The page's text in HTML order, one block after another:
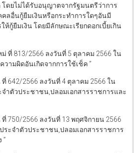
โดยไม่ได้รับอนุญาตจากรัฐมนตรีว่าการ
ลอื่นกู้ยืมเงินหรือกระทำการใดๆอันมี
ห้กู้ยืมเงิน โดยมีลักษณะเรียกดอกเบี้ยเกิน
ที่ 813/2566 ลงวันที่ 5 ตุลาคม 2566 ใน
วามผิดอันเกิดจากการใช้เช็ค ”
642/2566 ลงวันที่ 4 ตุลาคม 2566 ใน
ำตัวประชาชน,ปลอมเอกสารราชการและ
750/2566 ลงวันที่ 13 พฤศจิกายน 2566
ระจำตัวประชาชน,ปลอมเอกสารราชการ
”